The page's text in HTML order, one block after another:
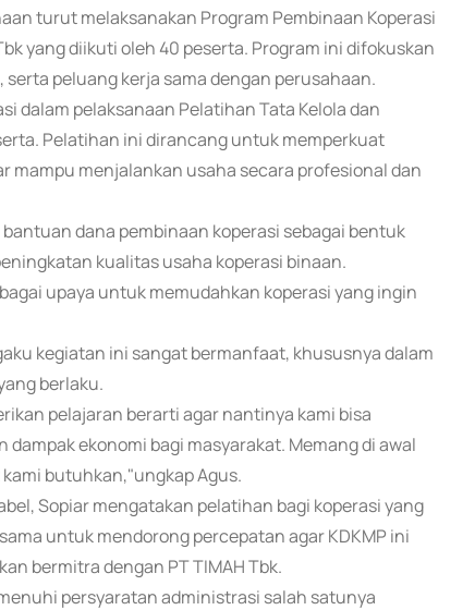
turut melaksanakan Program Pembinaan Koperasi
yang diikuti oleh 40 peserta. Program ini difokuskan
peluang kerja sama dengan perusahaan.
dalam pelaksanaan Pelatihan Tata Kelola dan
Pelatihan ini dirancang untuk memperkuat
mampu menjalankan usaha secara profesional dan
dana pembinaan koperasi sebagai bentuk
kualitas usaha koperasi binaan.
upaya untuk memudahkan koperasi yang ingin
kegiatan ini sangat bermanfaat, khususnya dalam
berlaku.
pelajaran berarti agar nantinya kami bisa
ekonomi bagi masyarakat. Memang di awal
butuhkan,"ungkap Agus.
Sopiar mengatakan pelatihan bagi koperasi yang
untuk mendorong percepatan agar KDKMP ini
bermitra dengan PT TIMAH Tbk.
persyaratan administrasi salah satunya